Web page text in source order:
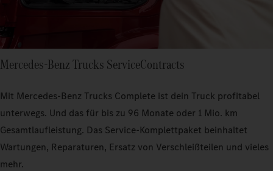
Mercedes‑Benz Trucks ServiceContracts
Mit Mercedes‑Benz Trucks Complete ist dein Truck profitabel
unterwegs. Und das für bis zu 96 Monate oder 1 Mio. km
Gesamtlaufleistung. Das Service-Komplettpaket beinhaltet
Wartungen, Reparaturen, Ersatz von Verschleißteilen und vieles
mehr.